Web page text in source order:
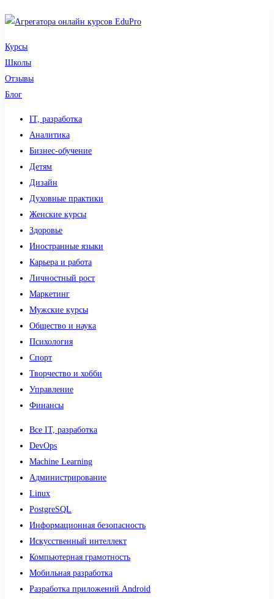
Курсы
Школы
Отзывы
Блог
IT, разработка
Аналитика
Бизнес-обучение
Детям
Дизайн
Духовные практики
Женские курсы
Здоровье
Иностранные языки
Карьера и работа
Личностный рост
Маркетинг
Мужские курсы
Общество и наука
Психология
Спорт
Творчество и хобби
Управление
Финансы
Все IT, разработка
DevOps
Machine Learning
Администрирование
Linux
PostgreSQL
Информационная безопасность
Искусственный интеллект
Компьютерная грамотность
Мобильная разработка
Разработка приложений Android